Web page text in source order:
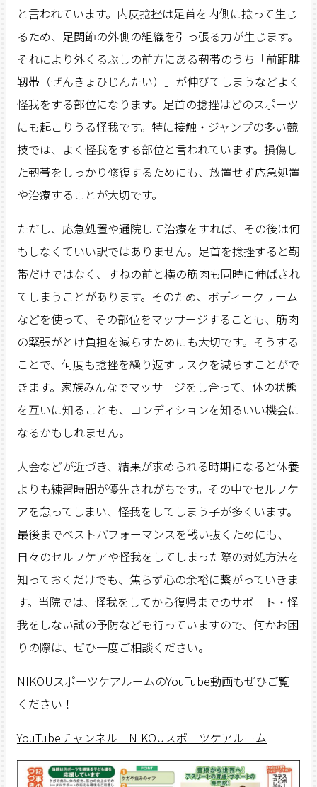
と言われています。内反捻挫は足首を内側に捻って生じ
るため、足関節の外側の組織を引っ張る力が生じます。
それにより外くるぶしの前方にある靭帯のうち「前距腓
靱帯（ぜんきょひじんたい）」が伸びてしまうなどよく
怪我をする部位になります。足首の捻挫はどのスポーツ
にも起こりうる怪我です。特に接触・ジャンプの多い競
技では、よく怪我をする部位と言われています。損傷し
た靭帯をしっかり修復するためにも、放置せず応急処置
や治療することが大切です。
ただし、応急処置や通院して治療をすれば、その後は何
もしなくていい訳ではありません。足首を捻挫すると靭
帯だけではなく、すねの前と横の筋肉も同時に伸ばされ
てしまうことがあります。そのため、ボディークリーム
などを使って、その部位をマッサージすることも、筋肉
の緊張がとけ負担を減らすためにも大切です。そうする
ことで、何度も捻挫を繰り返すリスクを減らすことがで
きます。家族みんなでマッサージをし合って、体の状態
を互いに知ることも、コンディションを知るいい機会に
なるかもしれません。
大会などが近づき、結果が求められる時期になると休養
よりも練習時間が優先されがちです。その中でセルフケ
アを怠ってしまい、怪我をしてしまう子が多くいます。
最後までベストパフォーマンスを戦い抜くためにも、
日々のセルフケアや怪我をしてしまった際の対処方法を
知っておくだけでも、焦らず心の余裕に繋がっていきま
す。当院では、怪我をしてから復帰までのサポート・怪
我をしない試の予防なども行っていますので、何かお困
りの際は、ぜひ一度ご相談ください。
NIKOUスポーツケアルームのYouTube動画もぜひご覧
ください！
YouTubeチャンネル NIKOUスポーツケアルーム